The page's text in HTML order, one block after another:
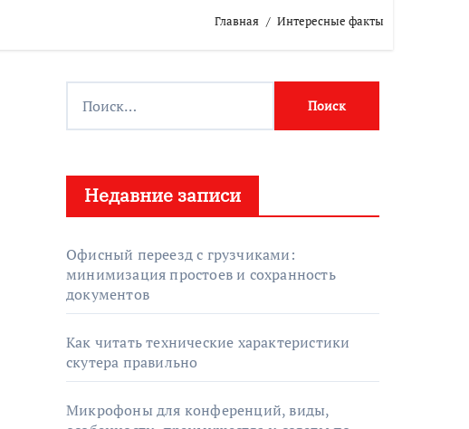
Главная Интересные факты
:
Недавние записи
Офисный переезд с грузчиками:
минимизация простоев и сохранность
документов
Как читать технические характеристики
скутера правильно
Микрофоны для конференций, виды,